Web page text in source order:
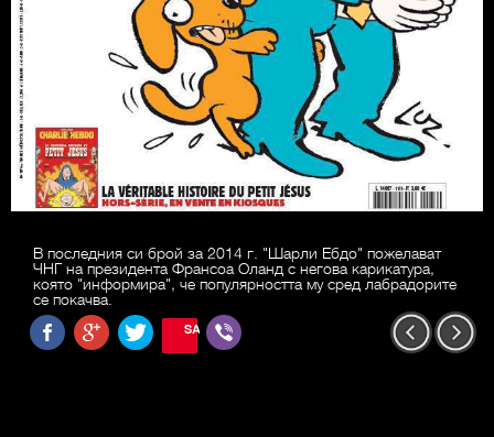
В последния си брой за 2014 г. "Шарли Ебдо" пожелават
ЧНГ на президента Франсоа Оланд с негова карикатура,
която "информира", че популярността му сред лабрадорите
се покачва.
SAVE